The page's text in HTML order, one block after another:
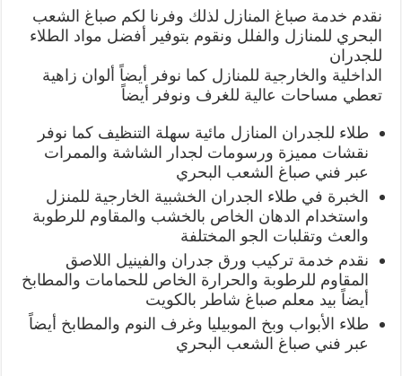
نقدم خدمة صباغ المنازل لذلك وفرنا لكم صباغ الشعب
البحري للمنازل والفلل ونقوم بتوفير أفضل مواد الطلاء
للجدران
الداخلية والخارجية للمنازل كما نوفر أيضاً ألوان زاهية
تعطي مساحات عالية للغرف ونوفر أيضاً
طلاء للجدران المنازل مائية سهلة التنظيف كما نوفر
نقشات مميزة ورسومات لجدار الشاشة والممرات
عبر فني صباغ الشعب البحري
الخبرة في طلاء الجدران الخشبية الخارجية للمنزل
واستخدام الدهان الخاص بالخشب والمقاوم للرطوبة
والعث وتقلبات الجو المختلفة
نقدم خدمة تركيب ورق جدران والفينيل اللاصق
المقاوم للرطوبة والحرارة الخاص للحمامات والمطابخ
أيضاً بيد معلم صباغ شاطر بالكويت
طلاء الأبواب وبخ الموبيليا وغرف النوم والمطابخ أيضاً
عبر فني صباغ الشعب البحري